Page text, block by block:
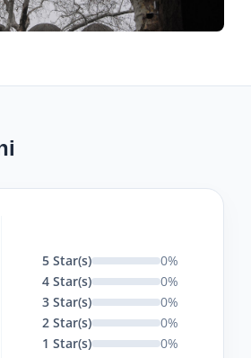
5 Star(s)
0%
4 Star(s)
0%
3 Star(s)
0%
2 Star(s)
0%
1 Star(s)
0%